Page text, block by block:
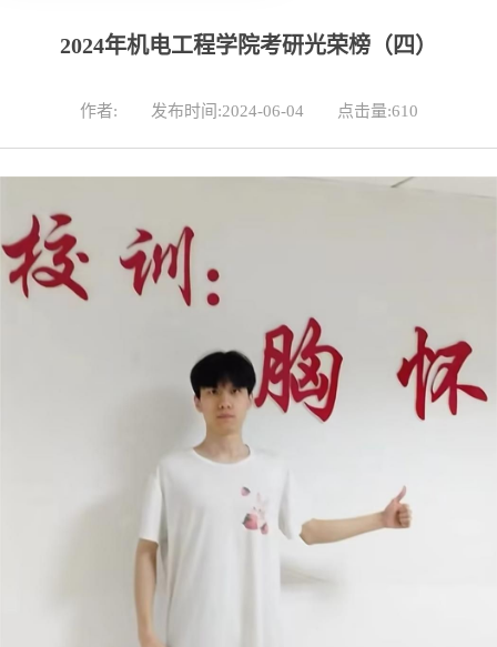
2024年机电工程学院考研光荣榜（四）
作者: 发布时间:2024-06-04 点击量:610